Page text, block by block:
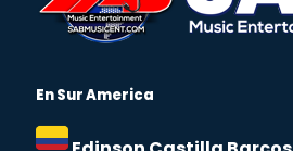
En Sur America